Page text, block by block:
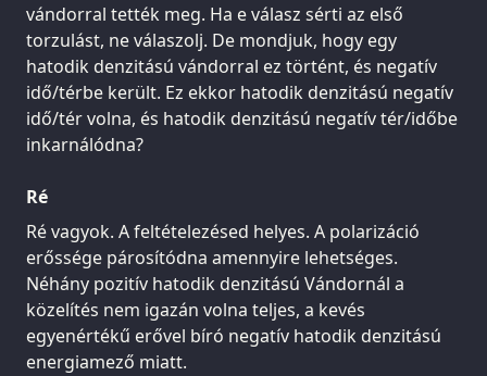
vándorral tették meg. Ha e válasz sérti az első
torzulást, ne válaszolj. De mondjuk, hogy egy
hatodik denzitású vándorral ez történt, és negatív
idő/térbe került. Ez ekkor hatodik denzitású negatív
idő/tér volna, és hatodik denzitású negatív tér/időbe
inkarnálódna?
Ré
Ré vagyok. A feltételezésed helyes. A polarizáció
erőssége párosítódna amennyire lehetséges.
Néhány pozitív hatodik denzitású Vándornál a
közelítés nem igazán volna teljes, a kevés
egyenértékű erővel bíró negatív hatodik denzitású
energiamező miatt.